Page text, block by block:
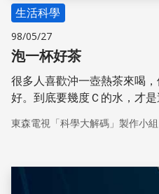
生活科學
98/05/27
泡一杯好茶
很多人喜歡沖一壺熱茶來喝
好。到底要幾度Ｃ的水，才
冷泡甚至比熱水沖泡的效果
東森電視「科學大解碼」製作小組